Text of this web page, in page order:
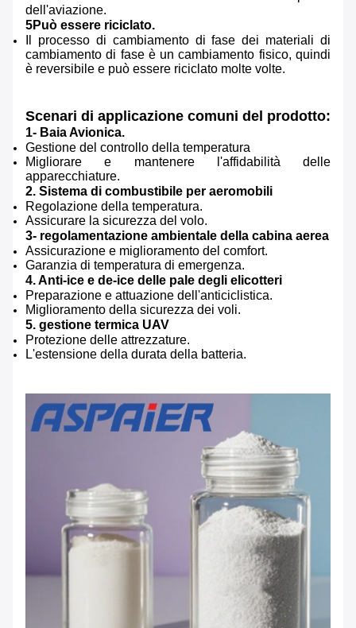
dell'aviazione.
5Può essere riciclato.
Il processo di cambiamento di fase dei materiali di
cambiamento di fase è un cambiamento fisico, quindi
è reversibile e può essere riciclato molte volte.
Scenari di applicazione comuni del prodotto:
1- Baia Avionica.
Gestione del controllo della temperatura
Migliorare e mantenere l'affidabilità delle
apparecchiature.
2. Sistema di combustibile per aeromobili
Regolazione della temperatura.
Assicurare la sicurezza del volo.
3- regolamentazione ambientale della cabina aerea
Assicurazione e miglioramento del comfort.
Garanzia di temperatura di emergenza.
4. Anti-ice e de-ice delle pale degli elicotteri
Preparazione e attuazione dell'anticiclistica.
Miglioramento della sicurezza dei voli.
5. gestione termica UAV
Protezione delle attrezzature.
L'estensione della durata della batteria.